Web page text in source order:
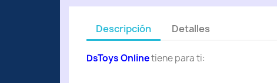
Descripción Detalles
DsToys Onlinetiene para ti: